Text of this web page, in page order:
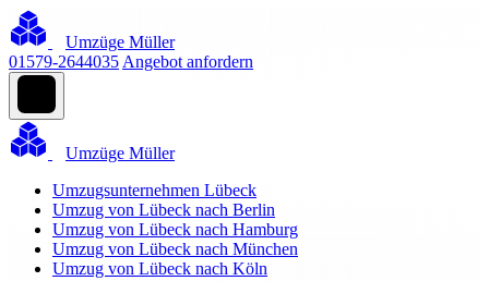
Umzüge Müller
01579-2644035 Angebot anfordern
Umzüge Müller
Umzugsunternehmen Lübeck
Umzug von Lübeck nach Berlin
Umzug von Lübeck nach Hamburg
Umzug von Lübeck nach München
Umzug von Lübeck nach Köln